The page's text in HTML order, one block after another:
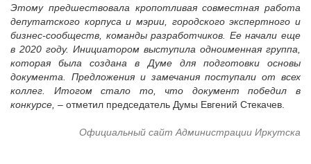
Этому предшествовала кропотливая совместная работа
депутатского корпуса и мэрии, городского экспертного и
бизнес-сообществ, команды разработчиков. Ее начали еще
в 2020 году. Инициатором выступила одноименная группа,
которая была создана в Думе для подготовки основы
документа. Предложения и замечания поступали от всех
коллег. Итогом стало то, что документ победил в
конкурсе, – отметил председатель Думы Евгений Стекачев.
Официальный сайт Администрации Иркутска